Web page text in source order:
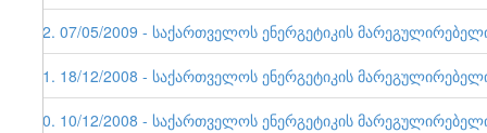
32. 07/05/2009 - საქართველოს ენერგეტიკის
31. 18/12/2008 - საქართველოს ენერგეტიკის
30. 10/12/2008 - საქართველოს ენერგეტიკის